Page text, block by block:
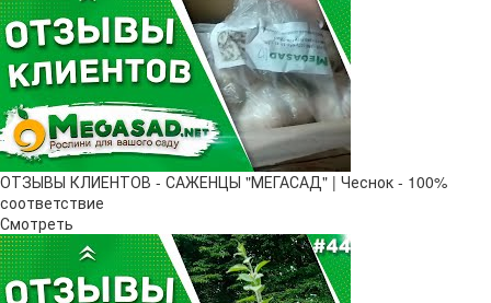
ОТЗЫВЫ КЛИЕНТОВ - САЖЕНЦЫ "МЕГАСАД" | Чеснок - 100%
соответствие
Смотреть